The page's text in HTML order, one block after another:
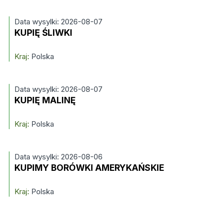
Data wysylki: 2026-08-07
KUPIĘ ŚLIWKI
Kraj: Polska
Data wysylki: 2026-08-07
KUPIĘ MALINĘ
Kraj: Polska
Data wysylki: 2026-08-06
KUPIMY BORÓWKI AMERYKAŃSKIE
Kraj: Polska